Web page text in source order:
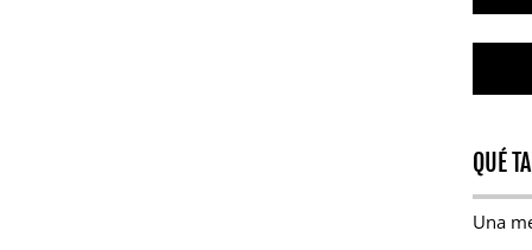
QUÉ
Una